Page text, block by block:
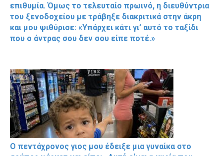
επιθυμία. Όμως το τελευταίο πρωινό, η διευθύντρια
του ξενοδοχείου με τράβηξε διακριτικά στην άκρη
και μου ψιθύρισε: «Υπάρχει κάτι γι’ αυτό το ταξίδι
που ο άντρας σου δεν σου είπε ποτέ.»
Ο πεντάχρονος γιος μου έδειξε μια γυναίκα στο